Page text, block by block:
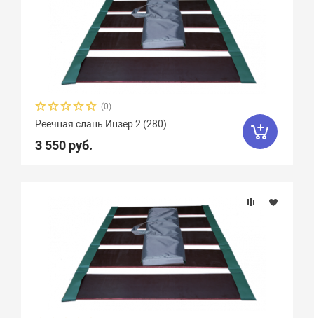
(0)
Реечная слань Инзер 2 (280)
3 550 руб.